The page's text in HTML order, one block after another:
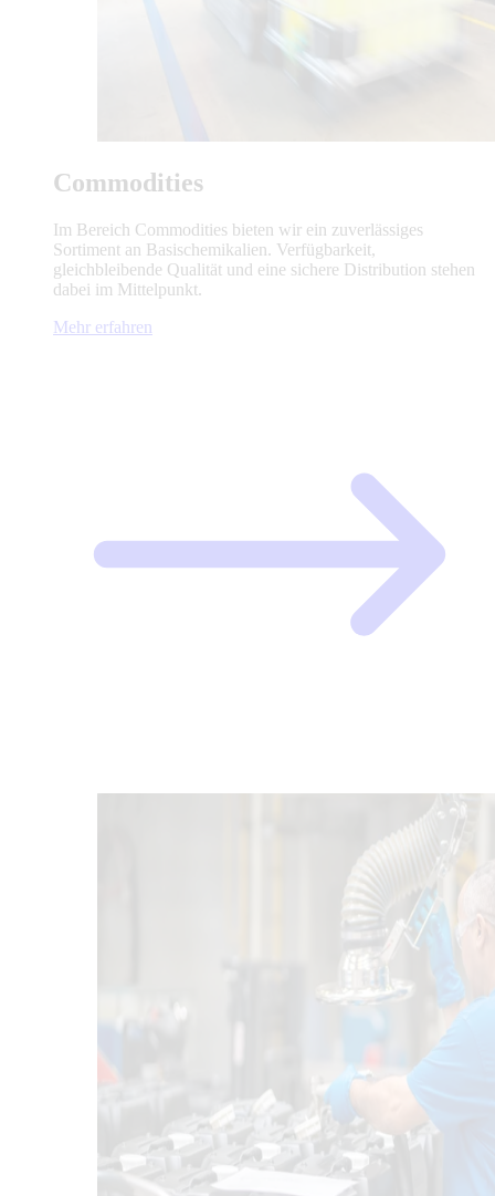
Commodities
Im Bereich Commodities bieten wir ein zuverlässiges
Sortiment an Basischemikalien. Verfügbarkeit,
gleichbleibende Qualität und eine sichere Distribution stehen
dabei im Mittelpunkt.
Mehr erfahren